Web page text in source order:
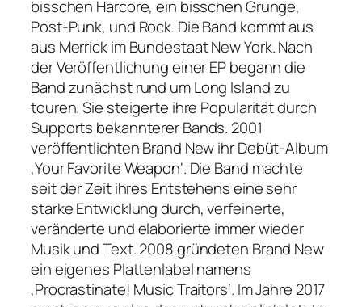
bisschen Harcore, ein bisschen Grunge,
Post-Punk, und Rock. Die Band kommt aus
aus Merrick im Bundestaat New York. Nach
der Veröffentlichung einer EP begann die
Band zunächst rund um Long Island zu
touren. Sie steigerte ihre Popularität durch
Supports bekannterer Bands. 2001
veröffentlichten Brand New ihr Debüt-Album
‚Your Favorite Weapon‘. Die Band machte
seit der Zeit ihres Entstehens eine sehr
starke Entwicklung durch, verfeinerte,
veränderte und elaborierte immer wieder
Musik und Text. 2008 gründeten Brand New
ein eigenes Plattenlabel namens
‚Procrastinate! Music Traitors‘. Im Jahre 2017